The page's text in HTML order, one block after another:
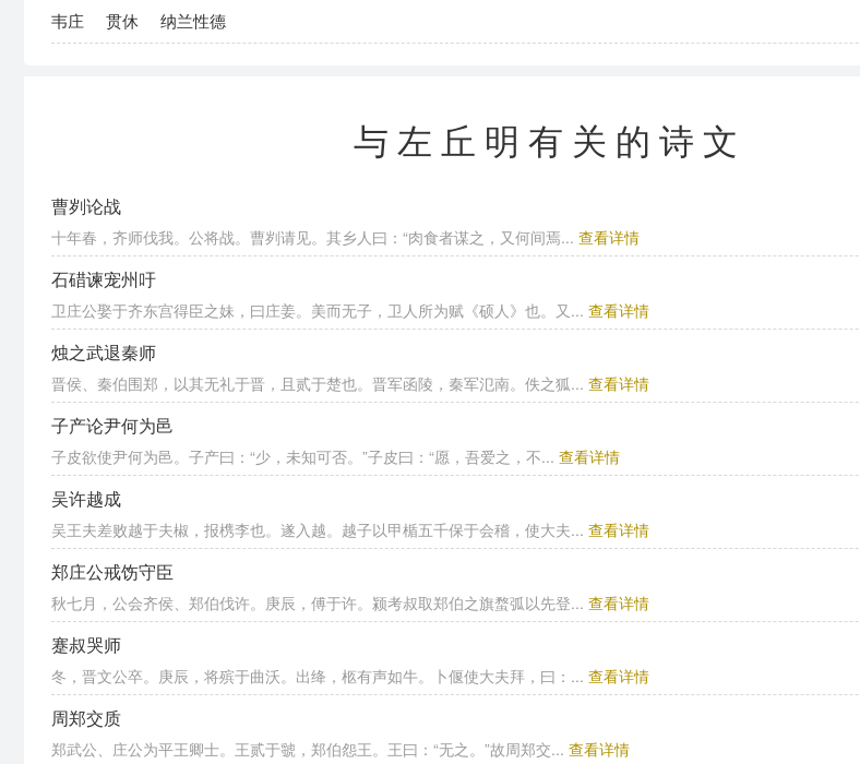
韦庄
贯休 纳兰性德
与左丘明有关的诗文
曹刿论战
十年春，齐师伐我。公将战。曹刿请见。其乡人曰：“肉食者谋之，又何间焉... 查看详情
石碏谏宠州吁
卫庄公娶于齐东宫得臣之妹，曰庄姜。美而无子，卫人所为赋《硕人》也。又... 查看详情
烛之武退秦师
晋侯、秦伯围郑，以其无礼于晋，且贰于楚也。晋军函陵，秦军氾南。佚之狐... 查看详情
子产论尹何为邑
子皮欲使尹何为邑。子产曰：“少，未知可否。”子皮曰：“愿，吾爱之，不... 查看详情
吴许越成
吴王夫差败越于夫椒，报槜李也。遂入越。越子以甲楯五千保于会稽，使大夫... 查看详情
郑庄公戒饬守臣
秋七月，公会齐侯、郑伯伐许。庚辰，傅于许。颍考叔取郑伯之旗蝥弧以先登... 查看详情
蹇叔哭师
冬，晋文公卒。庚辰，将殡于曲沃。出绛，柩有声如牛。卜偃使大夫拜，曰：... 查看详情
周郑交质
郑武公、庄公为平王卿士。王贰于虢，郑伯怨王。王曰：“无之。”故周郑交... 查看详情